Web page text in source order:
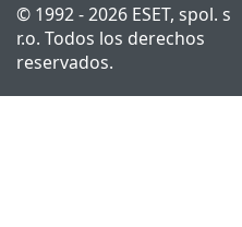
© 1992 - 2026 ESET, spol. s
r.o. Todos los derechos
reservados.